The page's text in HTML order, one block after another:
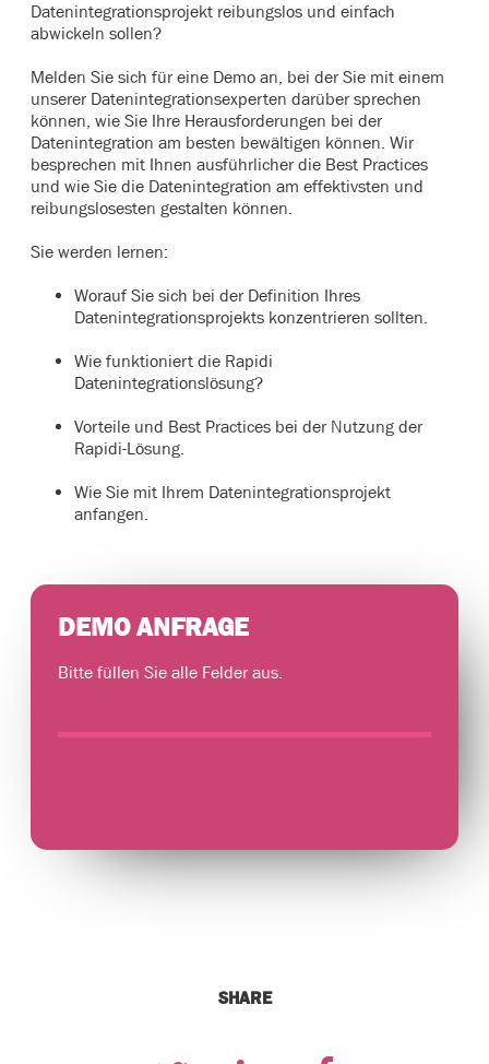
Datenintegrationsprojekt reibungslos und einfach
abwickeln sollen?
Melden Sie sich für eine Demo an, bei der Sie mit einem
unserer Datenintegrationsexperten darüber sprechen
können, wie Sie Ihre Herausforderungen bei der
Datenintegration am besten bewältigen können. Wir
besprechen mit Ihnen ausführlicher die Best Practices
und wie Sie die Datenintegration am effektivsten und
reibungslosesten gestalten können.
Sie werden lernen:
Worauf Sie sich bei der Definition Ihres
Datenintegrationsprojekts konzentrieren sollten.
Wie funktioniert die Rapidi
Datenintegrationslösung?
Vorteile und Best Practices bei der Nutzung der
Rapidi-Lösung.
Wie Sie mit Ihrem Datenintegrationsprojekt
anfangen.
DEMO ANFRAGE
Bitte füllen Sie alle Felder aus.
SHARE